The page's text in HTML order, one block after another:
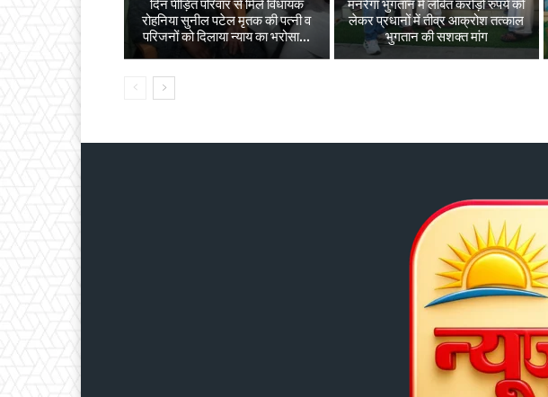
दिन पीड़ित परिवार से मिले विधायक
रोहनिया सुनील पटेल मृतक की पत्नी व
परिजनों को दिलाया न्याय का भरोसा...
मनरेगा भुगतान में लंबित करोड़ों रुपये को
लेकर प्रधानों में तीव्र आक्रोश तत्काल
भुगतान की सशक्त मांग